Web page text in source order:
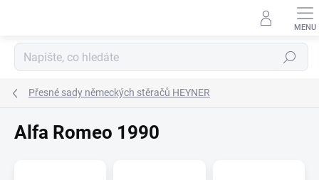
Hledat
Přesné sady německých stěračů HEYNER
Alfa Romeo 1990